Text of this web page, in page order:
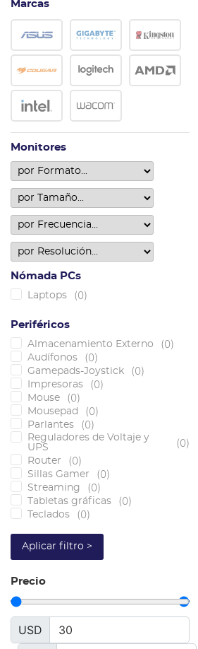
Marcas
Monitores
Nómada PCs
Laptops (0)
Periféricos
Almacenamiento Externo (0)
Audífonos (0)
Gamepads-Joystick (0)
Impresoras (0)
Mouse (0)
Mousepad (0)
Parlantes (0)
Reguladores de Voltaje y
UPS
(0)
Router (0)
Sillas Gamer (0)
Streaming (0)
Tabletas gráficas (0)
Teclados (0)
Aplicar filtro >
Precio
USD